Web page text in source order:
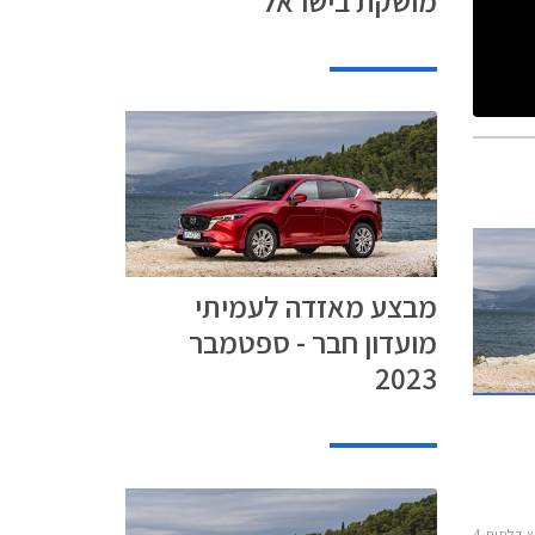
מבצע מאזדה לעמיתי
מועדון חבר - ספטמבר
2023